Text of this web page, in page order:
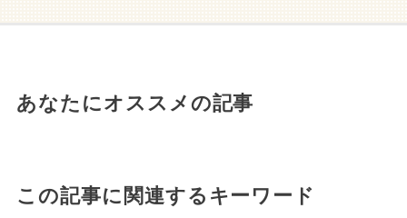
あなたにオススメの記事
この記事に関連するキーワード